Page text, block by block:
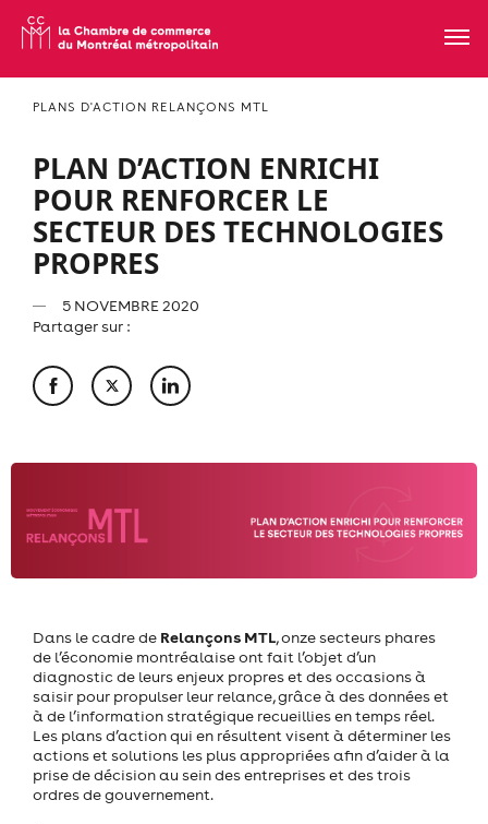
PLANS D'ACTION RELANÇONS MTL
PLAN D’ACTION ENRICHI
POUR RENFORCER LE
SECTEUR DES TECHNOLOGIES
PROPRES
5 NOVEMBRE 2020
Partager sur :
Dans le cadre de Relançons MTL, onze secteurs phares
de l’économie montréalaise ont fait l’objet d’un
diagnostic de leurs enjeux propres et des occasions à
saisir pour propulser leur relance, grâce à des données et
à de l’information stratégique recueillies en temps réel.
Les plans d’action qui en résultent visent à déterminer les
actions et solutions les plus appropriées afin d’aider à la
prise de décision au sein des entreprises et des trois
ordres de gouvernement.